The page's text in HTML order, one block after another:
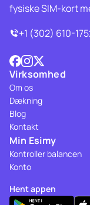
fysiske SIM-kort
+1 (302) 610-
Virksomhed
Om os
Dækning
Blog
Kontakt
Min Esimy
Kontroller balancen
Konto
Hent appen